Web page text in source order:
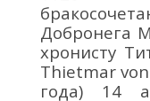
Добронега
хронисту
Thietmar
года) 14